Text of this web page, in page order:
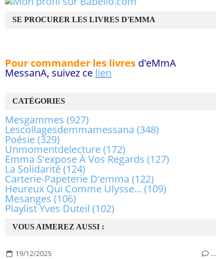
VOUS AIMEREZ AUSSI :
19/12/2025 …
CATÉGORIES
Mesgammes (927)
Lescollagesdemmamessana (348)
Poésie(329)
Unmomentdelecture(172)
Emma S'expose À Vos Regards (127)
La Solidarité(124)
Carterie-Papeterie D'emma (122)
Heureux Qui Comme Ulysse... (109)
Mesanges (106)
Playlist Yves Duteil (102)
SE PROCURER LES LIVRES D'EMMA
Pour commander les livres d'eMmA
MessanA, suivez ce lien